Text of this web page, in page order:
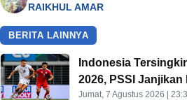
RAIKHUL AMAR
BERITA LAINNYA
Indonesia
2026, PSSI Janjikan
Jumat, 7 Agustus 2026 |